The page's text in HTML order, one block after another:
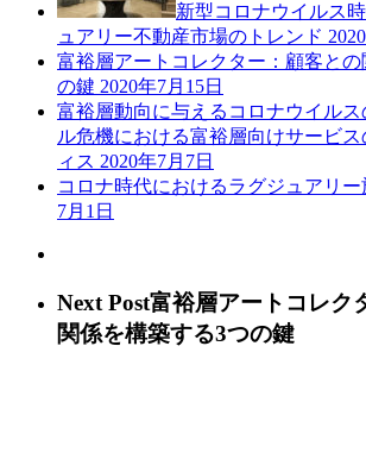
新型コロナウイルス
ュアリー不動産市場のトレンド
富裕層アートコレクター：顧客と
の鍵 2020年7月15日
富裕層動向に与えるコロナウイル
ル危機における富裕層向けサービ
ィス 2020年7月7日
コロナ時代におけるラグジュアリ
7月1日
Next Post富裕層アートコレク
関係を構築する3つの鍵